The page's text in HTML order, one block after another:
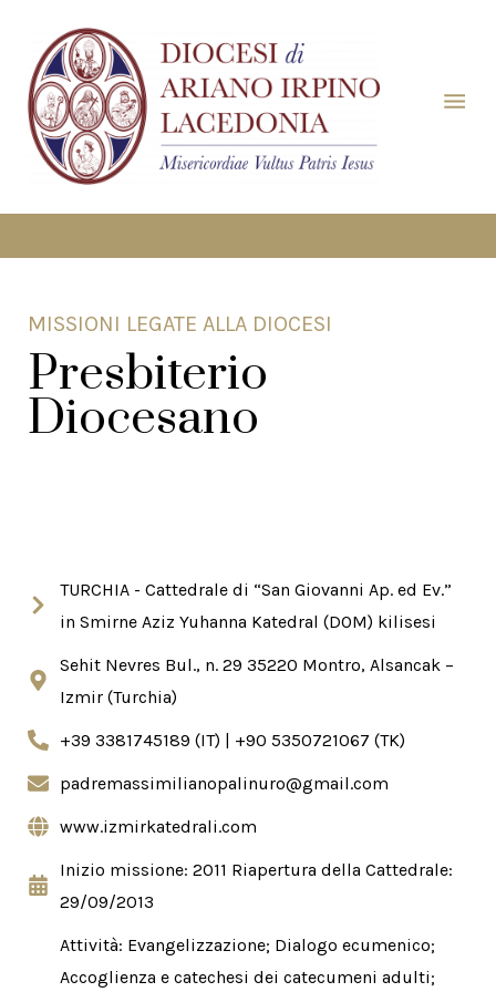
MISSIONI LEGATE ALLA DIOCESI
Presbiterio
Diocesano
TURCHIA - Cattedrale di “San Giovanni Ap. ed Ev.”
in Smirne Aziz Yuhanna Katedral (DOM) kilisesi
Sehit Nevres Bul., n. 29 35220 Montro, Alsancak –
Izmir (Turchia)
+39 3381745189 (IT) | +90 5350721067 (TK)
padremassimilianopalinuro@gmail.com
www.izmirkatedrali.com
Inizio missione: 2011 Riapertura della Cattedrale:
29/09/2013
Attività: Evangelizzazione; Dialogo ecumenico;
Accoglienza e catechesi dei catecumeni adulti;